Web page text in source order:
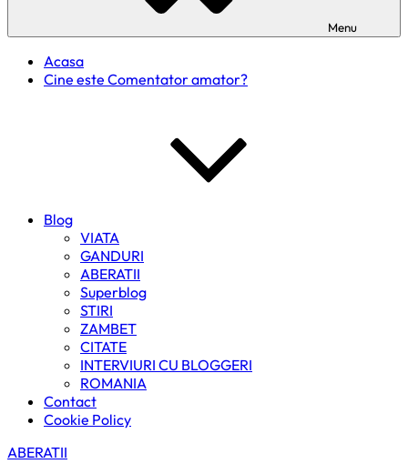
Menu
Acasa
Cine este Comentator amator?
Blog
VIATA
GANDURI
ABERATII
Superblog
STIRI
ZAMBET
CITATE
INTERVIURI CU BLOGGERI
ROMANIA
Contact
Cookie Policy
ABERATII